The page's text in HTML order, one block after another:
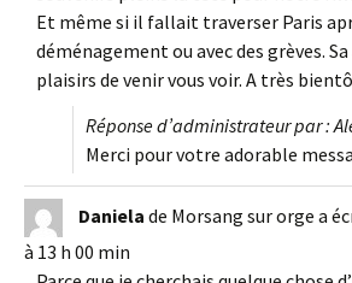
Et même si il fallait traverser Paris
déménagement ou avec des grèves.
plaisirs de venir vous voir. A très
Réponse d’administrateur par :
Merci pour votre adorable
Daniela de Morsang sur orge a
à 13 h 00 min